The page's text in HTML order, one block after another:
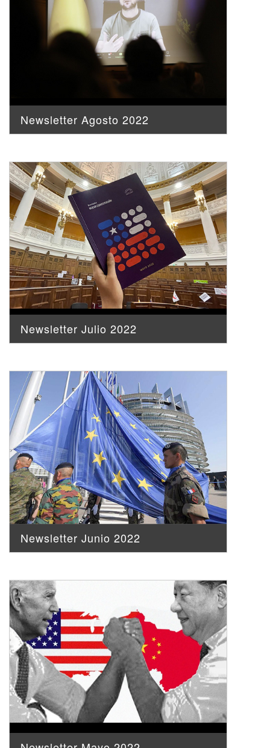
Newsletter Agosto 2022
Newsletter Julio 2022
Newsletter Junio 2022